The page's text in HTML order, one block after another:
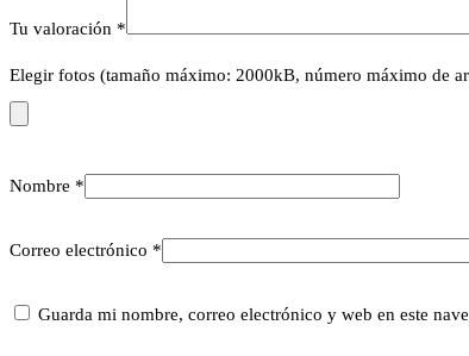
Tu valoración *
Elegir fotos (tamaño máximo: 2000kB, número máximo de
Nombre *
Correo electrónico *
Guarda mi nombre, correo electrónico y web en este